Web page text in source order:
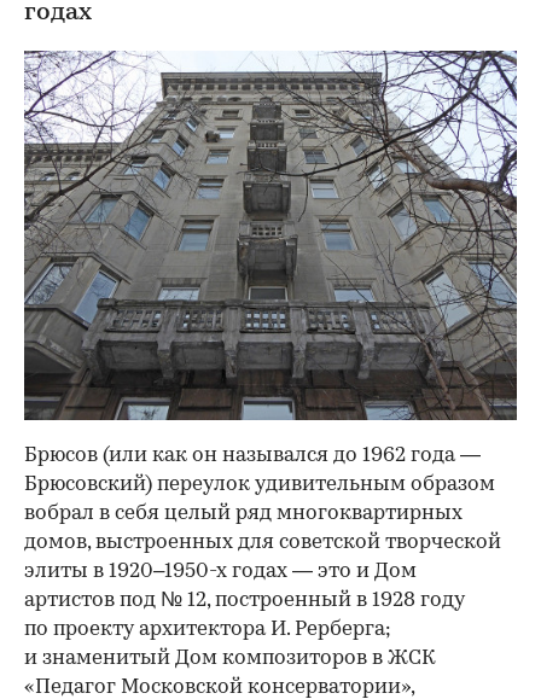
годах
Брюсов (или как он назывался до 1962 года —
Брюсовский) переулок удивительным образом
вобрал в себя целый ряд многоквартирных
домов, выстроенных для советской творческой
элиты в 1920–1950-х годах — это и Дом
артистов под № 12, построенный в 1928 году
по проекту архитектора И. Рерберга;
и знаменитый Дом композиторов в ЖСК
«Педагог Московской консерватории»,